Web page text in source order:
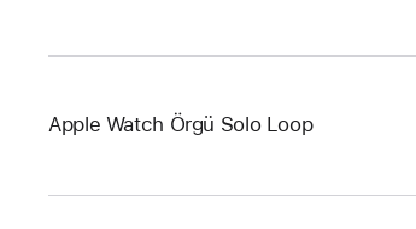
Apple Watch Örgü Solo Loop